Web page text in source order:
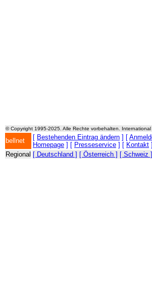
© Copyright 1995-2025. Alle Rechte vorbehalten.
bellnet [ Bestehenden Eintrag ändern ] [
Homepage ] [ Presseservice ] [ Kontakt ]
Regional [ Deutschland ] [ Österreich ] [ Schweiz ]